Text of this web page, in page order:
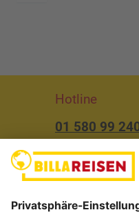
Hotline
01 580 99
Über uns
Service